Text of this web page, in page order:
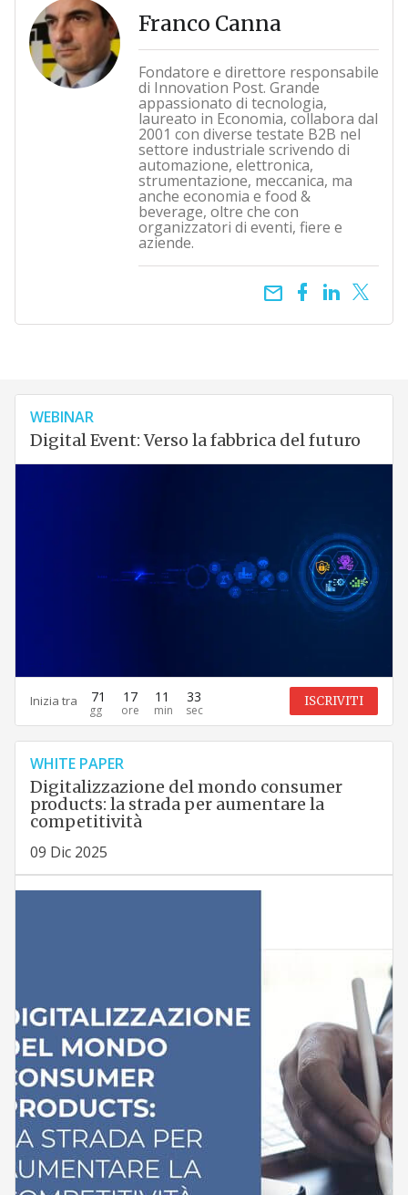
Franco Canna
Fondatore e direttore responsabile
di Innovation Post. Grande
appassionato di tecnologia,
laureato in Economia, collabora dal
2001 con diverse testate B2B nel
settore industriale scrivendo di
automazione, elettronica,
strumentazione, meccanica, ma
anche economia e food &
beverage, oltre che con
organizzatori di eventi, fiere e
aziende.
email
WEBINAR
Digital Event: Verso la fabbrica del futuro
Inizia tra 71 17 11 31 ISCRIVITI
WHITE PAPER
Digitalizzazione del mondo consumer
products: la strada per aumentare la
competitività
09 Dic 2025